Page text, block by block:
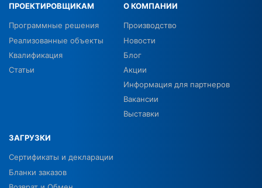
ПРОЕКТИРОВЩИКАМ
Программные решения
Реализованные объекты
Квалификация
Статьи
О КОМПАНИИ
Производство
Новости
Блог
Акции
Информация для партнеров
Вакансии
Выставки
ЗАГРУЗКИ
Сертификаты и декларации
Бланки заказов